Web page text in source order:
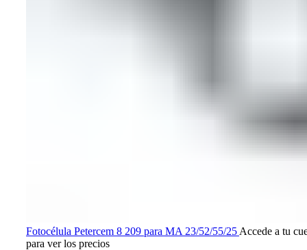
Fotocélula Petercem 8 209 para MA 23/52/55/25 Accede a tu
para ver los precios